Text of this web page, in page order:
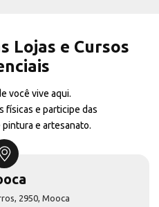
Lojas e Cursos
você vive aqui.
físicas e participe das
e artesanato.
2950, Mooca